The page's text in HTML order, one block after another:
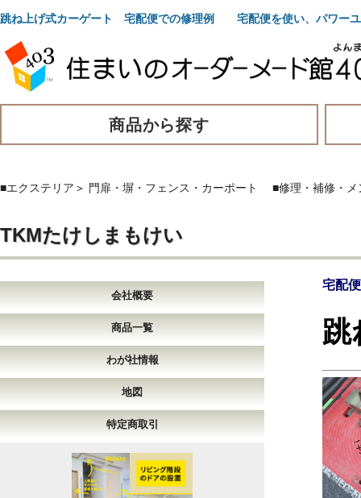
跳ね上げ式カーゲート 宅配便での修理例 宅配便を使い、パワーユ
商品から探す
■エクステリア ＞ 門扉・塀・フェンス・カーポート ■修理・補修・メ
TKMたけしまもけい
会社概要
商品一覧
わが社情報
地図
特定商取引
宅配
跳